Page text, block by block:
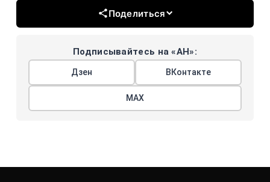
Поделиться
Подписывайтесь на «АН»:
Дзен ВКонтакте
МАХ